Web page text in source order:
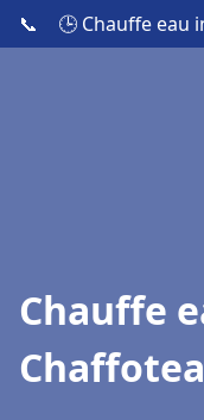
📞 🕒 Chauffe eau
Chauffe